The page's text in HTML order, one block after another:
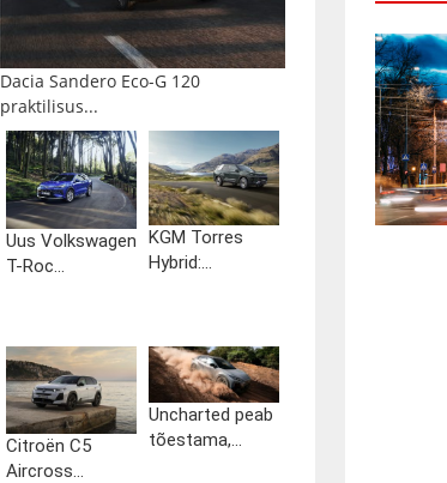
Dacia Sandero Eco-G 120
praktilisus...
Uus Volkswagen
T-Roc...
KGM Torres
Hybrid:...
Citroën C5
Aircross...
Uncharted peab
tõestama,...